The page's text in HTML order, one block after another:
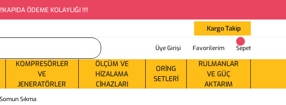
ÖDEME KOLAYLIĞI !!!!
Kargo Takip
Üye Girişi Favorilerim Sepet
KOMPRESÖRLER
VE
JENERATÖRLER
ÖLÇÜM VE
HIZALAMA
CIHAZLARI
ORING
SETLERI
RULMANLAR
VE GÜÇ
AKTARIM
Sıkma